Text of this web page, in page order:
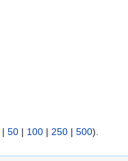
| 50 | 100 | 250 | 500).